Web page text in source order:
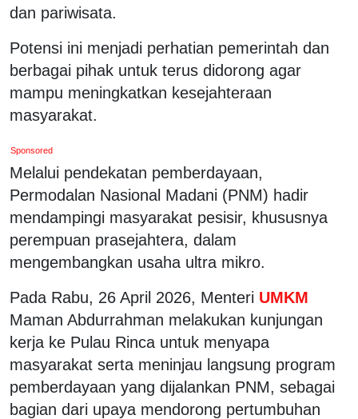
dan pariwisata.
Potensi ini menjadi perhatian pemerintah dan
berbagai pihak untuk terus didorong agar
mampu meningkatkan kesejahteraan
masyarakat.
Sponsored
Melalui pendekatan pemberdayaan,
Permodalan Nasional Madani (PNM) hadir
mendampingi masyarakat pesisir, khususnya
perempuan prasejahtera, dalam
mengembangkan usaha ultra mikro.
Pada Rabu, 26 April 2026, Menteri UMKM
Maman Abdurrahman melakukan kunjungan
kerja ke Pulau Rinca untuk menyapa
masyarakat serta meninjau langsung program
pemberdayaan yang dijalankan PNM, sebagai
bagian dari upaya mendorong pertumbuhan